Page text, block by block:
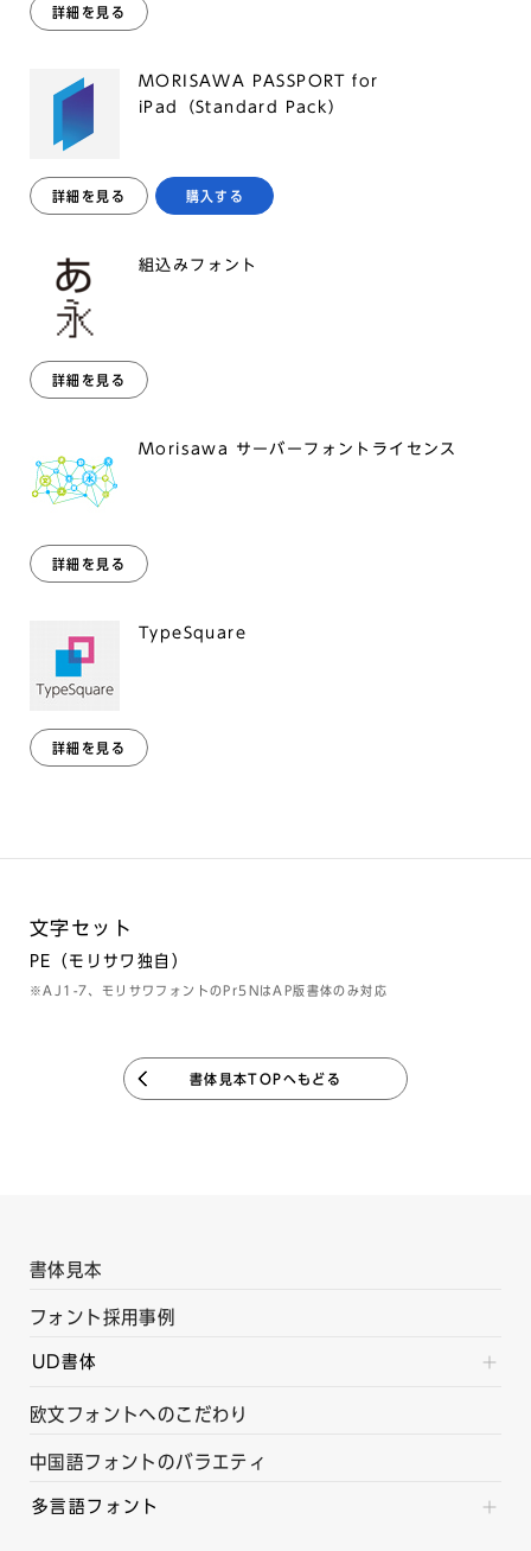
詳細を見る
MORISAWA PASSPORT for
iPad（Standard Pack）
詳細を見る 購入する
組込みフォント
詳細を見る
Morisawa サーバーフォントライセンス
詳細を見る
TypeSquare
詳細を見る
文字セット
PE（モリサワ独自）
※AJ1-7、モリサワフォントのPr5NはAP版書体のみ対応
書体見本TOPへもどる
書体見本
フォント採用事例
UD書体
欧文フォントへのこだわり
中国語フォントのバラエティ
多言語フォント